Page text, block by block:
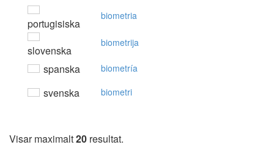
portugisiska
biometria
slovenska
biometrija
spanska biometría
svenska biometri
Visar maximalt20 resultat.